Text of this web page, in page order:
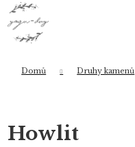
Přejít
obsah
Domů Druhy kamenů
Howlit
K
o
Zpět
Zpět